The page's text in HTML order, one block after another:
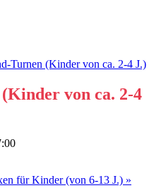
Turnen (Kinder von ca. 2-4 J.)
von ca. 2-4
für Kinder (von 6-13 J.) »